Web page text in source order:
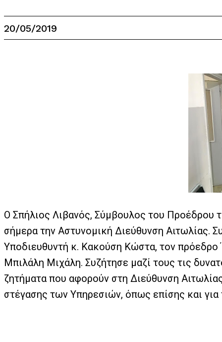
20/05/2019
Ο Σπήλιος Λιβανός, Σύμβουλος του Προέδρου
σήμερα την Αστυνομική Διεύθυνση Αιτωλίας.
Υποδιευθυντή κ. Κακούση Κώστα, τον
Μπιλάλη Μιχάλη. Συζήτησε μαζί τους τις
ζητήματα που αφορούν στη Διεύθυνση
στέγασης των Υπηρεσιών, όπως επίσης και για